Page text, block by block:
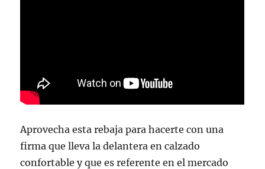
Aprovecha esta rebaja para hacerte con una
firma que lleva la delantera en calzado
confortable y que es referente en el mercado